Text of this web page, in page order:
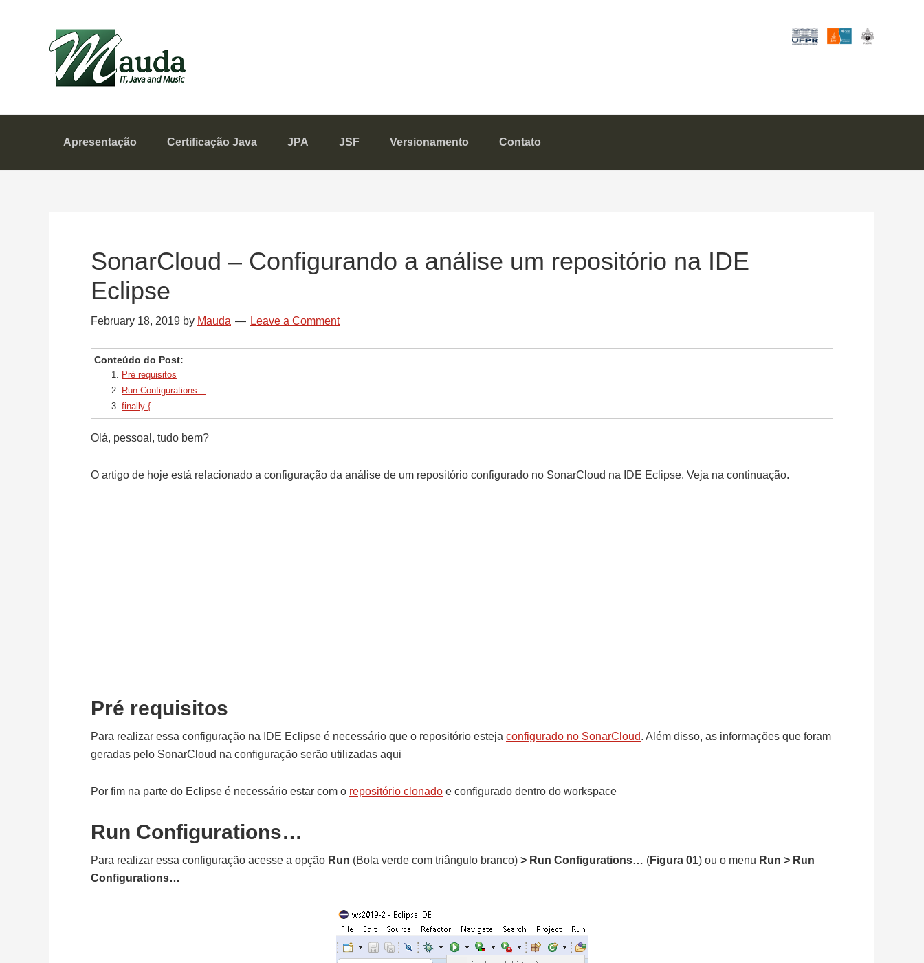
Mauda
IT, Java and Music
Apresentação Certificação Java JPA JSF Versionamento Contato
SonarCloud – Configurando a análise um repositório na IDE
Eclipse
February 18, 2019 by Mauda Leave a Comment
Conteúdo do Post:
Pré requisitos
Run Configurations…
finally {
Olá, pessoal, tudo bem?
O artigo de hoje está relacionado a configuração da análise de um repositório configurado no SonarCloud na IDE Eclipse. Veja na continuação.
Pré requisitos
Para realizar essa configuração na IDE Eclipse é necessário que o repositório esteja configurado no SonarCloud. Além disso, as informações que foram
geradas pelo SonarCloud na configuração serão utilizadas aqui
Por fim na parte do Eclipse é necessário estar com o repositório clonado e configurado dentro do workspace
Run Configurations…
Para realizar essa configuração acesse a opção Run (Bola verde com triângulo branco) > Run Configurations… (Figura 01) ou o menu Run > Run
Configurations…